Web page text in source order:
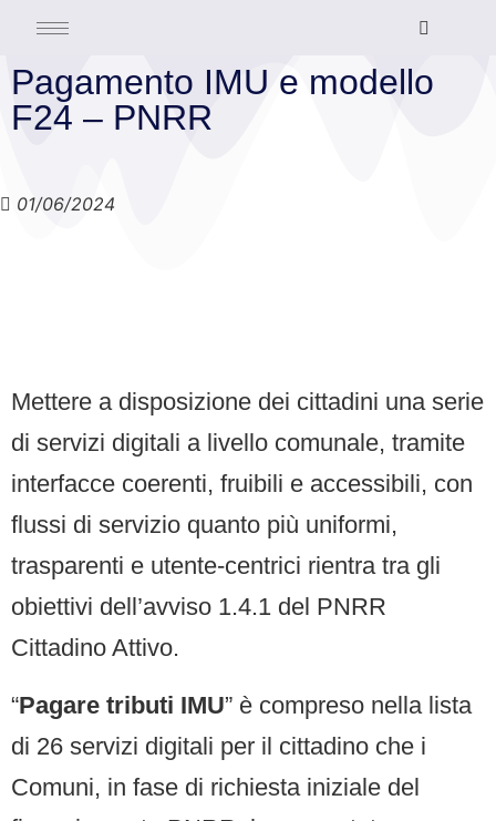
Pagamento IMU e modello
F24 – PNRR
01/06/2024
Mettere a disposizione dei cittadini una serie
di servizi digitali a livello comunale, tramite
interfacce coerenti, fruibili e accessibili, con
flussi di servizio quanto più uniformi,
trasparenti e utente-centrici rientra tra gli
obiettivi dell’avviso 1.4.1 del PNRR
Cittadino Attivo.
“Pagare tributi IMU” è compreso nella lista
di 26 servizi digitali per il cittadino che i
Comuni, in fase di richiesta iniziale del